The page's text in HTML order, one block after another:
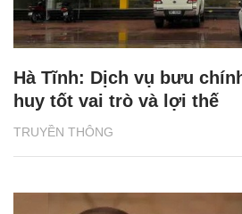
TRUYỀN THÔNG
Hà Tĩnh: Dịch vụ bưu
huy tốt vai trò và lợi thế